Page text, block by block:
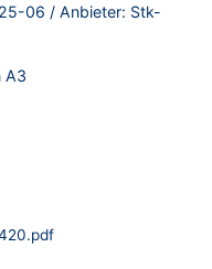
06 / Anbieter: Stk-
A3